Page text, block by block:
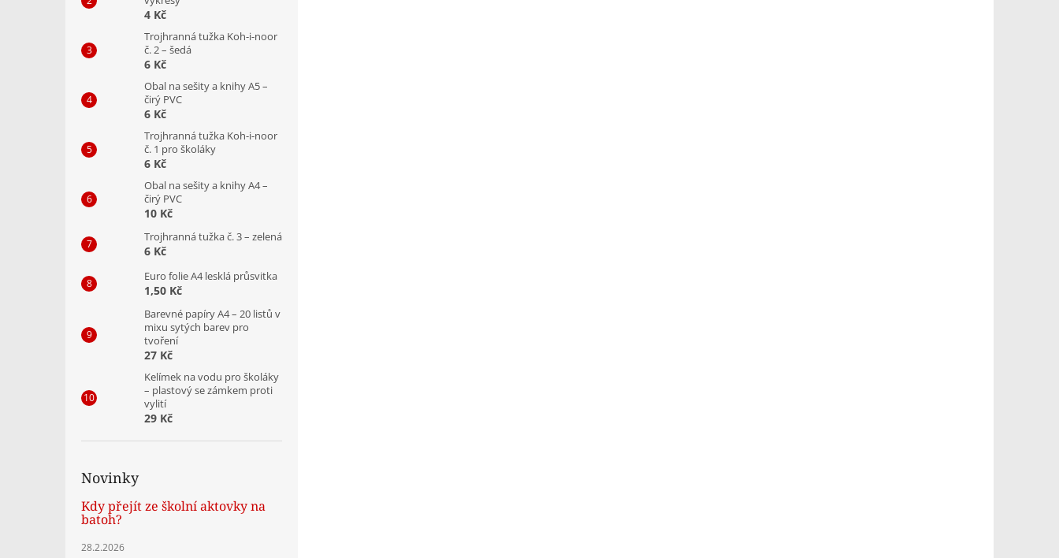
4 Kč
Trojhranná tužka Koh-i-noor
č. 2 – šedá
6 Kč
Obal na sešity a knihy A5 –
čirý PVC
6 Kč
Trojhranná tužka Koh-i-noor
č. 1 pro školáky
6 Kč
Obal na sešity a knihy A4 –
čirý PVC
10 Kč
Trojhranná tužka č. 3 – zelená
6 Kč
Euro folie A4 lesklá průsvitka
1,50 Kč
Barevné papíry A4 – 20 listů v
mixu sytých barev pro
tvoření
27 Kč
Kelímek na vodu pro školáky
– plastový se zámkem proti
vylití
29 Kč
Novinky
Kdy přejít ze školní aktovky na
batoh?
28.2.2026